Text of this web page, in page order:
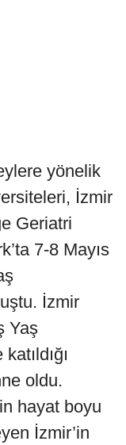
yönelik
İzmir
Geriatri
7-8 Mayıs
İzmir
Yaş
oldu.
hayat boyu
İzmir’in